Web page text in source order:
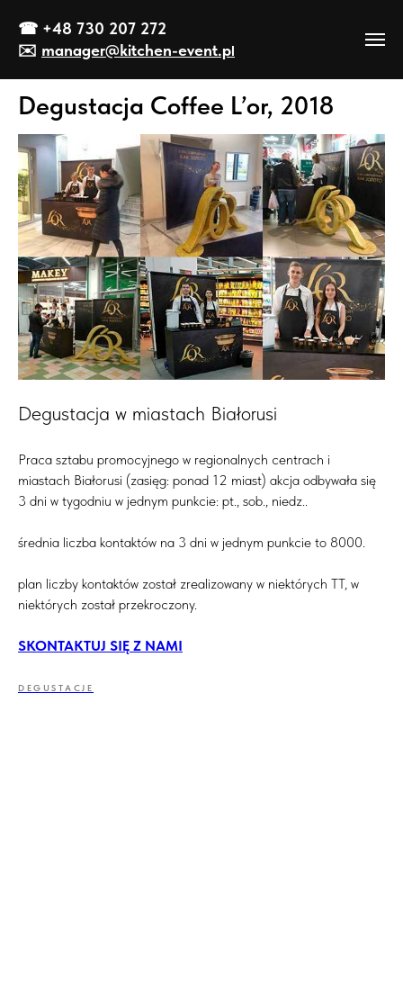
☎ +48 730 207 272
✉️ manager@kitchen-event.pl
Degustacja Coffee L’or, 2018
Degustacja w miastach Białorusi
Praca sztabu promocyjnego w regionalnych centrach i
miastach Białorusi (zasięg: ponad 12 miast) akcja odbywała się
3 dni w tygodniu w jednym punkcie: pt., sob., niedz..
średnia liczba kontaktów na 3 dni w jednym punkcie to 8000.
plan liczby kontaktów został zrealizowany w niektórych TT, w
niektórych został przekroczony.
SKONTAKTUJ SIĘ Z NAMI
DEGUSTACJE